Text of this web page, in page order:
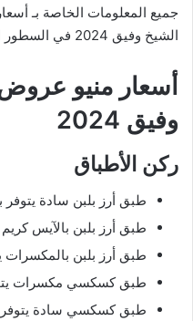
جميع المعلومات الخاصة بـ
الشيخ وفيق 2024 في السطور القادمة.
أسعار منيو
وفيق 2024
ركن الأطباق
طبق أرز بلبن سادة يتوفر بسعر
طبق أرز بلبن بالآيس كريم
طبق أرز بلبن بالمكسرات يتوفر
طبق كسكسي مكسرات يتوفر
طبق كسكسي سادة يتوفر بسعر